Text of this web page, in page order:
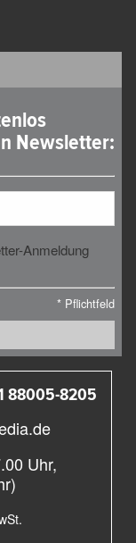
Newsletter:
Anmeldung
* Pflichtfeld
88005-8205
Uhr,